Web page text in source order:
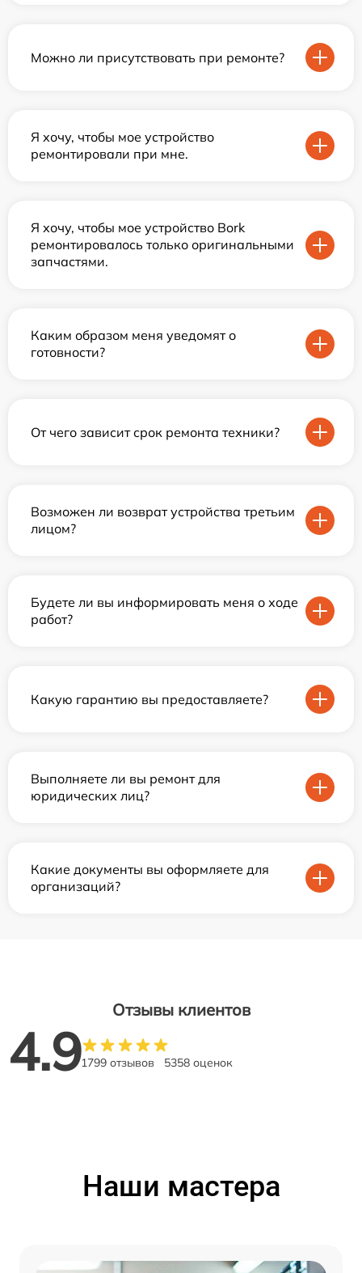
Можно ли присутствовать при ремонте?
Я хочу, чтобы мое устройство
ремонтировали при мне.
Я хочу, чтобы мое устройство Bork
ремонтировалось только оригинальными
запчастями.
Каким образом меня уведомят о
готовности?
От чего зависит срок ремонта техники?
Возможен ли возврат устройства третьим
лицом?
Будете ли вы информировать меня о ходе
работ?
Какую гарантию вы предоставляете?
Выполняете ли вы ремонт для
юридических лиц?
Какие документы вы оформляете для
организаций?
Отзывы клиентов
4.91799 отзывов 5358 оценок
Наши мастера